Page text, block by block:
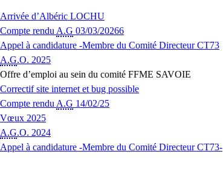
Arrivée d’Albéric LOCHU
Compte rendu A.G 03/03/20266
Appel à candidature -Membre du Comité Directeur CT73
A.G.O. 2025
Offre d’emploi au sein du comité FFME SAVOIE
Correctif site internet et bug possible
Compte rendu A.G 14/02/25
Vœux 2025
A.G.O. 2024
Appel à candidature -Membre du Comité Directeur CT73-